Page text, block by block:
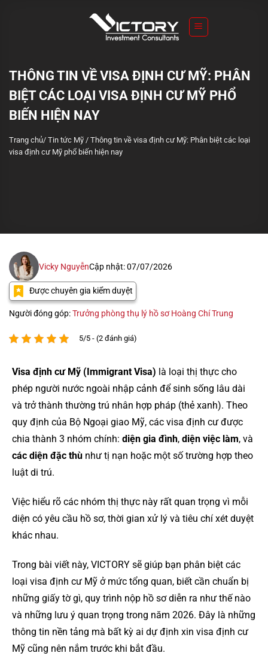
THÔNG TIN VỀ VISA ĐỊNH CƯ MỸ: PHÂN
BIỆT CÁC LOẠI VISA ĐỊNH CƯ MỸ PHỔ
BIẾN HIỆN NAY
Trang chủ/ Tin tức Mỹ / Thông tin về visa định cư Mỹ: Phân biệt các loại
visa định cư Mỹ phổ biến hiện nay
Vicky NguyễnCập nhật: 07/07/2026
Được chuyên gia kiểm duyệt
Người đóng góp:Trưởng phòng thụ lý hồ sơ Hoàng Chí Trung
5/5 - (2 đánh giá)
Visa định cư Mỹ (Immigrant Visa) là loại thị thực cho
phép người nước ngoài nhập cảnh để sinh sống lâu dài
và trở thành thường trú nhân hợp pháp (thẻ xanh). Theo
quy định của Bộ Ngoại giao Mỹ, các visa định cư được
chia thành 3 nhóm chính: diện gia đình, diện việc làm, và
các diện đặc thù như tị nạn hoặc một số trường hợp theo
luật di trú.
Việc hiểu rõ các nhóm thị thực này rất quan trọng vì mỗi
diện có yêu cầu hồ sơ, thời gian xử lý và tiêu chí xét duyệt
khác nhau.
Trong bài viết này, VICTORY sẽ giúp bạn phân biệt các
loại visa định cư Mỹ ở mức tổng quan, biết cần chuẩn bị
những giấy tờ gì, quy trình nộp hồ sơ diễn ra như thế nào
và những lưu ý quan trọng trong năm 2026. Đây là những
thông tin nền tảng mà bất kỳ ai dự định xin visa định cư
Mỹ cũng nên nắm trước khi bắt đầu.